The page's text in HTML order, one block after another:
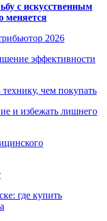
с искусственным
меняется
2026
эффективности
чем покупать
и избежать лишнего
где купить